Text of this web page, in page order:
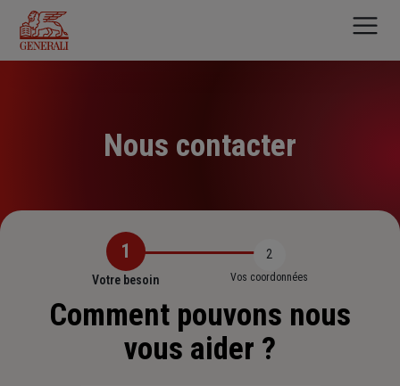
contenu
principal
Nous contacter
1
Votre besoin
2
Vos coordonnées
Comment pouvons nous
vous aider ?